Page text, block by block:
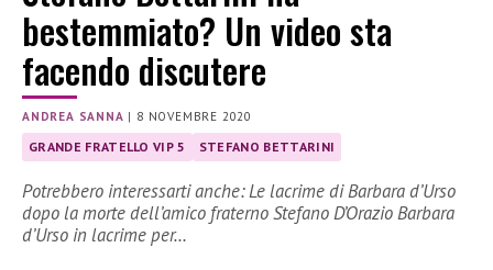
bestemmiato? Un video sta
facendo discutere
ANDREA SANNA | 8 NOVEMBRE 2020
GRANDE FRATELLO VIP 5 STEFANO BETTARINI
Potrebbero interessarti anche: Le lacrime di Barbara d’Urso
dopo la morte dell’amico fraterno Stefano D’Orazio Barbara
d’Urso in lacrime per…